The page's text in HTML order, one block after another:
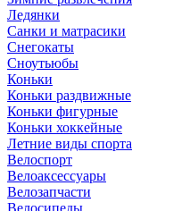
Ледянки
Санки и матрасики
Снегокаты
Сноутьюбы
Коньки
Коньки раздвижные
Коньки фигурные
Коньки хоккейные
Летние виды спорта
Велоспорт
Велоаксессуары
Велозапчасти
Велосипеды